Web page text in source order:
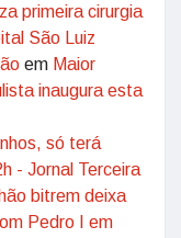
primeira cirurgia
São Luiz
em Maior
inaugura esta
só terá
- Jornal Terceira
bitrem deixa
Pedro I em